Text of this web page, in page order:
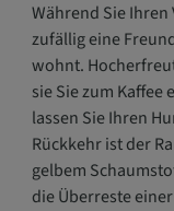
Während Sie
zufällig eine
wohnt.
sie Sie zum Kaffee
lassen Sie Ihren
Rückkehr ist der
gelbem
die Überreste